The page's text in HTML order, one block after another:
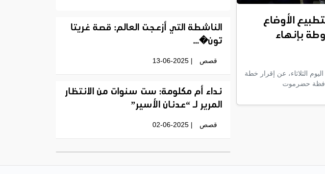
الأوضاع
بإنهاء
الثلاثاء، عن إقرار خطة
حضرموت
الناشطة التي أزعجت العالم: قصة غريتا
تون�...
قصص | 13-06-2025
نداء أم مكلومة: ست سنوات من الانتظار
المرير لـ “عدنان الأسير”
قصص | 02-06-2025